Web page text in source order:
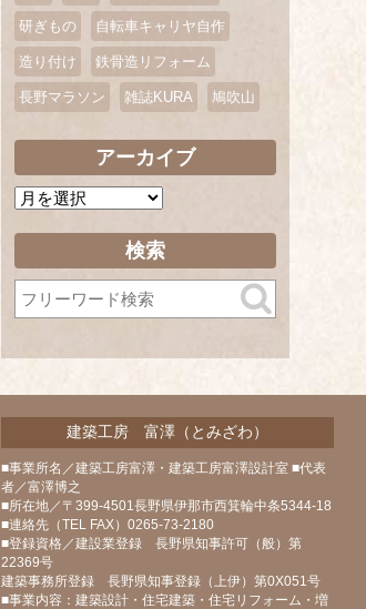
研ぎもの 自転車キャリヤ自作
造り付け 鉄骨造リフォーム
長野マラソン 雑誌KURA 鳩吹山
アーカイブ
ア
イ
ブ
検索
建築工房 富澤（とみざわ）
■事業所名／建築工房富澤・建築工房富澤設計室 ■代表
者／富澤博之
■所在地／〒399-4501長野県伊那市西箕輪中条5344-18
■連絡先（TEL FAX）0265-73-2180
■登録資格／建設業登録 長野県知事許可（般）第
22369号
建築事務所登録 長野県知事登録（上伊）第0X051号
■事業内容：建築設計・住宅建築・住宅リフォーム・増